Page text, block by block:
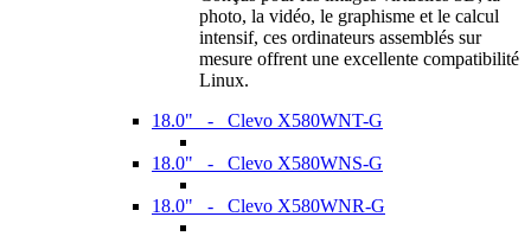
photo, la vidéo, le graphisme et le calcul
intensif, ces ordinateurs assemblés sur
mesure offrent une excellente compatibilité
Linux.
18.0" - Clevo X580WNT-G
18.0" - Clevo X580WNS-G
18.0" - Clevo X580WNR-G